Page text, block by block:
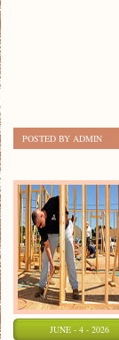
POSTED BY ADMIN
JUNE - 4 - 2026